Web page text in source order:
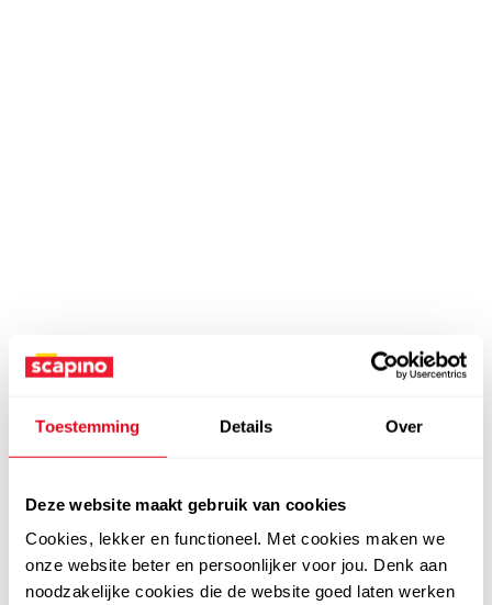
Toestemming Details Over
Deze website maakt gebruik van cookies
Cookies, lekker en functioneel. Met cookies maken we
onze website beter en persoonlijker voor jou. Denk aan
noodzakelijke cookies die de website goed laten werken